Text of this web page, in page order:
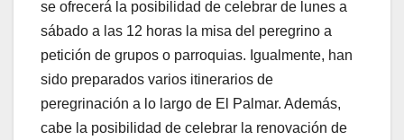
se ofrecerá la posibilidad de celebrar de lunes a
sábado a las 12 horas la misa del peregrino a
petición de grupos o parroquias. Igualmente, han
sido preparados varios itinerarios de
peregrinación a lo largo de El Palmar. Además,
cabe la posibilidad de celebrar la renovación de